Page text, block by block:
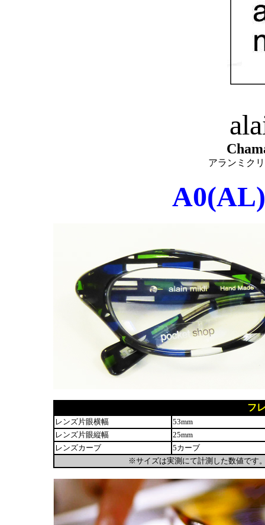
アランミク
フ
レンズ片眼横幅
53mm
レンズ片眼縦幅
25mm
レンズカーブ
5カーブ
※サイズは実測にて計測した数値です